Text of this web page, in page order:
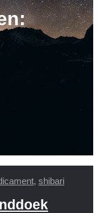
, shibari